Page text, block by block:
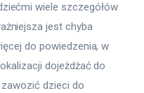
wiele szczegółów
jest chyba
do powiedzenia, w
dojeżdżać do
zawozić dzieci do